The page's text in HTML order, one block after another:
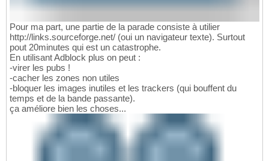
Pour ma part, une partie de la parade consiste à utilier
http://links.sourceforge.net/ (oui un navigateur texte). Surtout
pout 20minutes qui est un catastrophe.
En utilisant Adblock plus on peut :
-virer les pubs !
-cacher les zones non utiles
-bloquer les images inutiles et les trackers (qui bouffent du
temps et de la bande passante).
ça améliore bien les choses...